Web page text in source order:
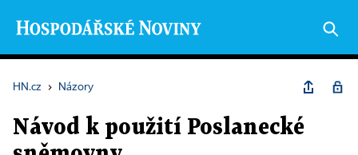
HN.cz › Názory
Návod k použití Poslanecké